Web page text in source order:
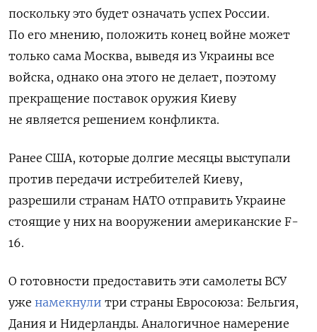
поскольку это будет означать успех России.
По его мнению, положить конец войне может
только сама Москва, выведя из Украины все
войска, однако она этого не делает, поэтому
прекращение поставок оружия Киеву
не является решением конфликта.
Ранее США, которые долгие месяцы выступали
против передачи истребителей Киеву,
разрешили странам НАТО отправить Украине
стоящие у них на вооружении американские F-
16.
О готовности предоставить эти самолеты ВСУ
уже намекнули три страны Евросоюза: Бельгия,
Дания и Нидерланды. Аналогичное намерение